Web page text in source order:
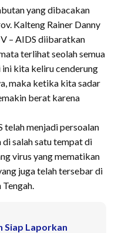
yang dibacakan
Kalteng Rainer Danny
– AIDS diibaratkan
terlihat seolah semua
ini kita keliru cenderung
maka ketika kita sadar
berat karena
telah menjadi persoalan
di salah satu tempat di
virus yang mematikan
juga telah tersebar di
Siap Laporkan